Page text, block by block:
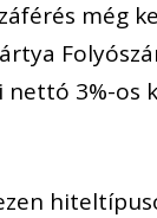
még
F
nettó 3%-os